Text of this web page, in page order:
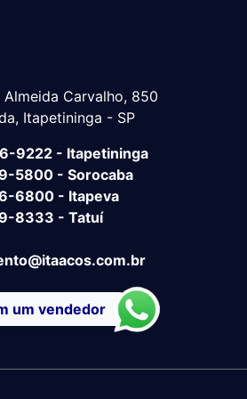
Almeida Carvalho, 850
Itapetininga - SP
9222 - Itapetininga
5800 - Sorocaba
6800 - Itapeva
8333 - Tatuí
um vendedor